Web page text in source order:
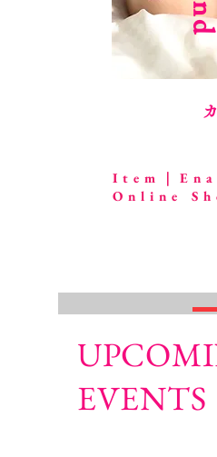
Item｜
Online
EVENTS